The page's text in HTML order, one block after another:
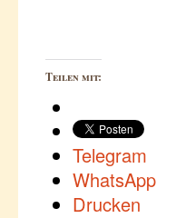
Teilen mit:
Telegram
WhatsApp
Drucken